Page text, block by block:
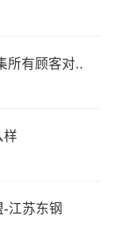
所有顾客对..
样
江苏东钢